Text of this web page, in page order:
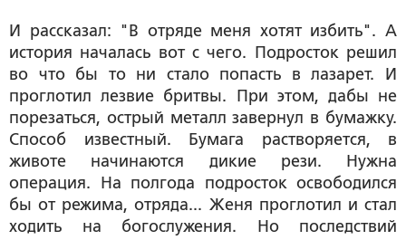
И рассказал: "В отряде меня хотят избить". А
история началась вот с чего. Подросток решил
во что бы то ни стало попасть в лазарет. И
проглотил лезвие бритвы. При этом, дабы не
порезаться, острый металл завернул в бумажку.
Способ известный. Бумага растворяется, в
животе начинаются дикие рези. Нужна
операция. На полгода подросток освободился
бы от режима, отряда... Женя проглотил и стал
ходить на богослужения. Но последствий